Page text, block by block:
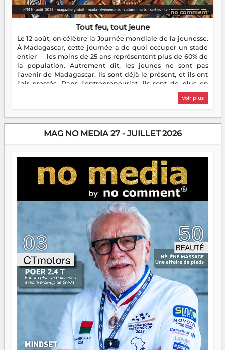
Tout feu, tout jeune
Le 12 août, on célèbre la Journée mondiale de la jeunesse.
À Madagascar, cette journée a de quoi occuper un stade
entier — les moins de 25 ans représentent plus de 60% de
la population. Autrement dit, les jeunes ne sont pas
l'avenir de Madagascar. Ils sont déjà le présent, et ils ont
l'air pressés. Dans l'entrepreneuriat, ils sont de plus en
plus nombreux à se lancer, à créer, à risquer — souvent
sans filet, souvent sans aide, mais toujours avec cette
dorment vraiment la nuit. En culture, les nouvelles sont
encore meilleures. Aina Rasamoelina vient de décrocher le
Prix RFI Instrumental Afrique. Miangaly Elia rafle le Prix
jeunes qui tiennent la torche. Alors oui, on pourrait
s'arrêter là, applaudir et rentrer chez soi satisfait. Mais ce
serait passer à côté d'une chose essentielle. La fougue, ça
brûle fort — et parfois, ça brûle vite. Une flamme sans
direction peut éclairer autant qu'elle peut consumer. C'est
là que les aînés entrent en scène — pas pour reprendre le
gouvernail, mais pour montrer où sont les récifs. Les jeunes
ont la force, les vieux ont l'expérience, comme on dit. Ce
n'est pas un combat de générations — c'est une question
d'équipage. Partagez vos réussites, mais aussi vos échecs.
Surtout vos échecs, d'ailleurs — ils enseignent mieux que
n'importe quel manuel. À Madagascar, la barque avance.
Il faut juste s'assurer que tout le monde rame dans le
même sens.
Voir plus
MAG NO MEDIA 27 - JUILLET 2026